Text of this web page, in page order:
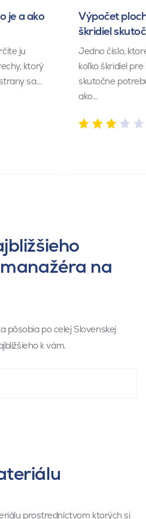
je a ako
ju
ktorý
sa…
Výpočet
škridiel
Jedno číslo,
koľko škridiel
skutočne
ako…
na
pôsobia po celej Slovenskej
k vám.
prostredníctvom ktorých si